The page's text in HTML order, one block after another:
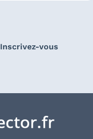
Inscrivez-vous